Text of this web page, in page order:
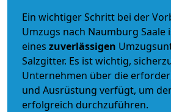
Ein wichtiger Schritt bei der
Umzugs nach Naumburg Saale
eines zuverlässigen
Salzgitter. Es ist wichtig,
Unternehmen über die
und Ausrüstung verfügt, um
erfolgreich durchzuführen.